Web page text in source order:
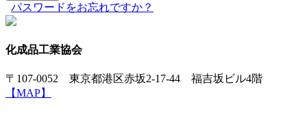
パスワードをお忘れですか？
化成品工業協会
〒107-0052 東京都港区赤坂2-17-44 福吉坂ビル4階
【MAP】